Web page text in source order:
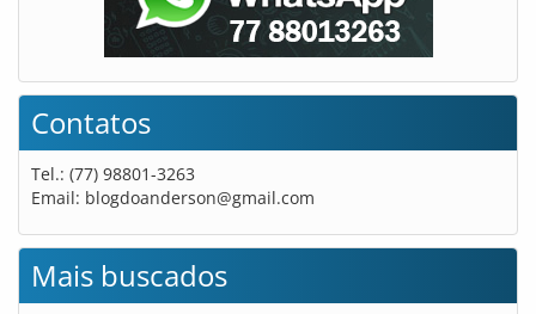
Contatos
Tel.: (77) 98801-3263
Email: blogdoanderson@gmail.com
Mais buscados